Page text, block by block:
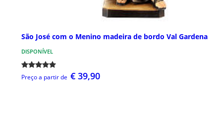
São José com o Menino madeira de bordo Val Gardena
DISPONÍVEL
Preço a partir de € 39,90